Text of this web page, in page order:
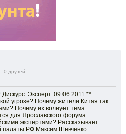
0 друзей
Эксперт. 09.06.2011.**
угрозе? Почему жители Китая так
Почему их волнует тема
для Ярославского форума
экспертами? Рассказывает
палаты РФ Максим Шевченко.